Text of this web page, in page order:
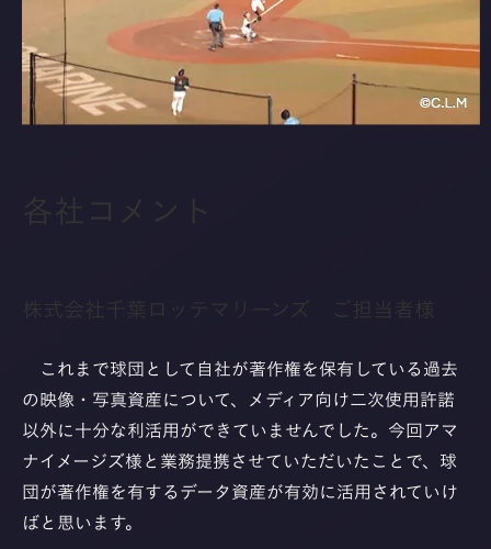
各社コメント
株式会社千葉ロッテマリーンズ ご担当者様
これまで球団として自社が著作権を保有している過去
の映像・写真資産について、メディア向け二次使用許諾
以外に十分な利活用ができていませんでした。今回アマ
ナイメージズ様と業務提携させていただいたことで、球
団が著作権を有するデータ資産が有効に活用されていけ
ばと思います。